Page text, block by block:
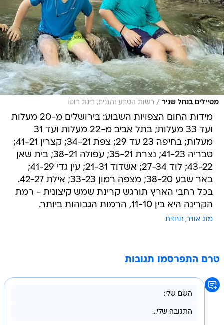
מטיילים בנחל שניר / רשות הטבע והגנים, רינת רוסו
מידות החום הצפויות השבוע: בירושלים מ-20 מעלות
ועד 33 מעלות; בתל אביב מ-22 מעלות ועד 31
מעלות; בחיפה 23 עד 29; צפת 34-21; קצרין 41-21;
טבריה 41-23; נצרת 35-21; עפולה 38-21; בית שאן
43-22; לוד 27-34; אשדוד 21-31; עין גדי 41-29;
באר שבע 38-20; מצפה רמון 33-23; אילת 42-27.
בכל רחבי הארץ תורגש קרינת שמש קיצונית - רמת
הקרינה היא בין 11-10, הרמות הגבוהות ביותר.
מזג אוויר תחזית
טרם התפרסמו תגובות